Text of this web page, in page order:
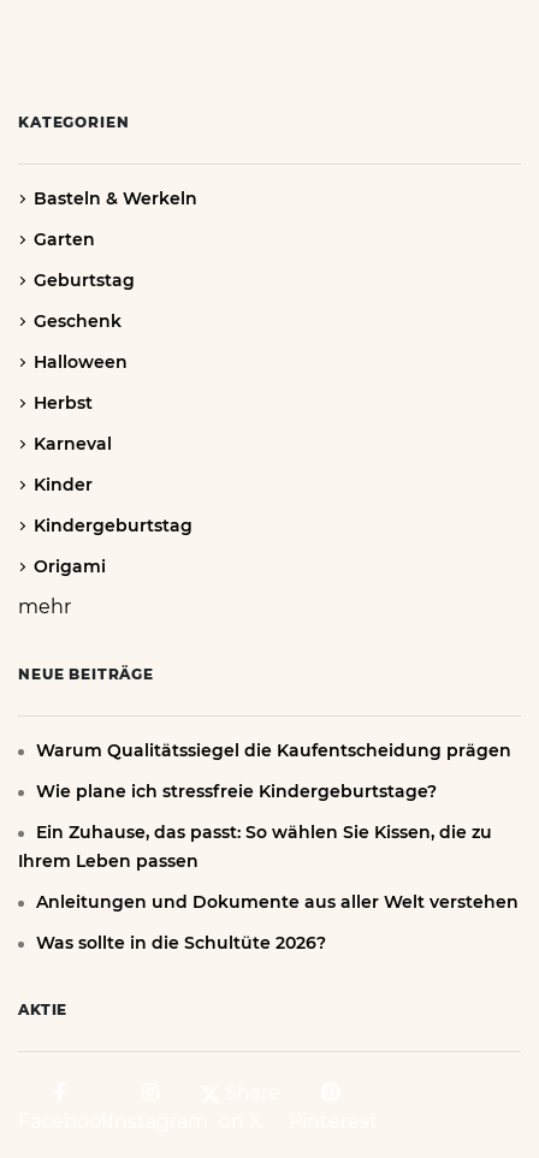
KATEGORIEN
Basteln & Werkeln
Garten
Geburtstag
Geschenk
Halloween
Herbst
Karneval
Kinder
Kindergeburtstag
Origami
mehr
NEUE BEITRÄGE
Warum Qualitätssiegel die Kaufentscheidung prägen
Wie plane ich stressfreie Kindergeburtstage?
Ein Zuhause, das passt: So wählen Sie Kissen, die zu
Ihrem Leben passen
Anleitungen und Dokumente aus aller Welt verstehen
Was sollte in die Schultüte 2026?
AKTIE